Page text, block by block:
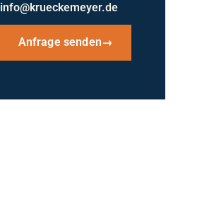
Anfrage senden